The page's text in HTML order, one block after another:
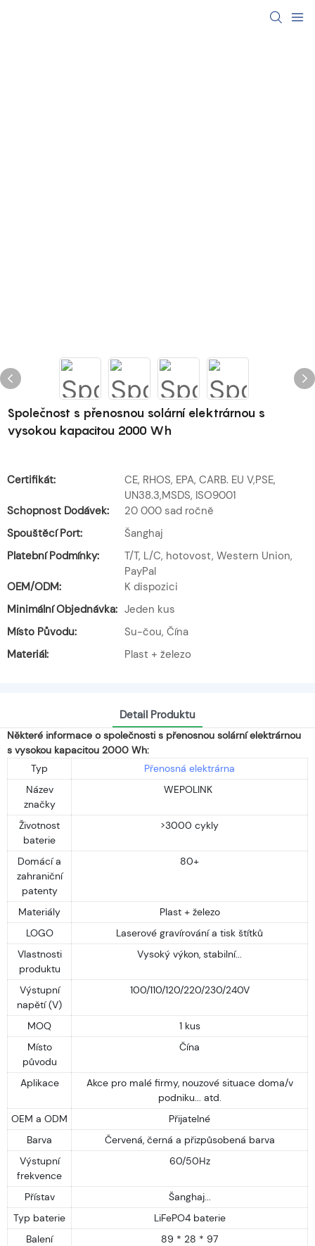
Společnost s přenosnou solární elektrárnou s
vysokou kapacitou 2000 Wh
Certifikát:
CE, RHOS, EPA, CARB. EU V,PSE,
UN38.3,MSDS, ISO9001
Schopnost Dodávek:
20 000 sad ročně
Spouštěcí Port:
Šanghaj
Platební Podmínky:
T/T, L/C, hotovost, Western Union,
PayPal
OEM/ODM:
K dispozici
Minimální Objednávka: Jeden kus
Místo Původu:
Su-čou, Čína
Materiál:
Plast + železo
Detail Produktu
Některé informace o společnosti s přenosnou solární elektrárnou
s vysokou kapacitou 2000 Wh:
Typ
Přenosná elektrárna
Název
značky
WEPOLINK
Životnost
baterie
>3000 cykly
Domácí a
zahraniční
patenty
80+
Materiály
Plast + železo
LOGO
Laserové gravírování a tisk štítků
Vlastnosti
produktu
Vysoký výkon, stabilní...
Výstupní
napětí (V)
100/110/120/220/230/240V
MOQ
1 kus
Místo
původu
Čína
Aplikace
Akce pro malé firmy, nouzové situace doma/v
podniku... atd.
OEM a ODM
Přijatelné
Barva
Červená, černá a přizpůsobená barva
Výstupní
frekvence
60/50Hz
Přístav
Šanghaj...
Typ baterie
LiFePO4 baterie
Balení
89 * 28 * 97